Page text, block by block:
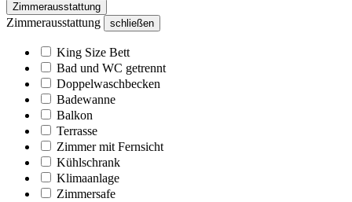
Zimmerausstattung
Zimmerausstattung schließen
King Size Bett
Bad und WC getrennt
Doppelwaschbecken
Badewanne
Balkon
Terrasse
Zimmer mit Fernsicht
Kühlschrank
Klimaanlage
Zimmersafe